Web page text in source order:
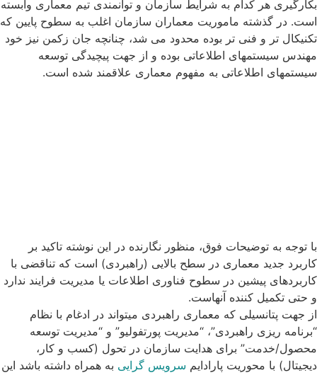
بکارگیری هر کدام به شرایط سازمان و توانمندی تیم معماری وابسته
است. در گذشته ماموریت معماران سازمان اغلب به سطوح پایین که
تکنیکال تر و فنی تر بوده محدود می شد، چنانچه جان زکمن نیز خود
مهندس سیستمهای اطلاعاتی بوده و از جهت پیچیدگی توسعه
سیستمهای اطلاعاتی به مفهوم معماری علاقمند شده است.
با توجه به توضیحات فوق، منظور نگارنده در این نوشته تاکید بر
کاربرد جدید معماری در سطح بالایی (راهبردی) است که تناقضی با
کاربردهای پیشین در سطوح فناوری اطلاعات یا مدیریت فرایند ندارد
و حتی تکمیل کننده آنهاست.
از جهت پتانسیلی که معماری راهبردی میتواند در ادغام با نظام
“برنامه ریزی راهبردی”، “مدیریت پورتفولیو” و “مدیریت توسعه
محصول/خدمت” برای هدایت سازمان در تحول (کسب و کار،
دیجیتال) با محوریت پارادایم سرویس گرایی به همراه داشته باشد این